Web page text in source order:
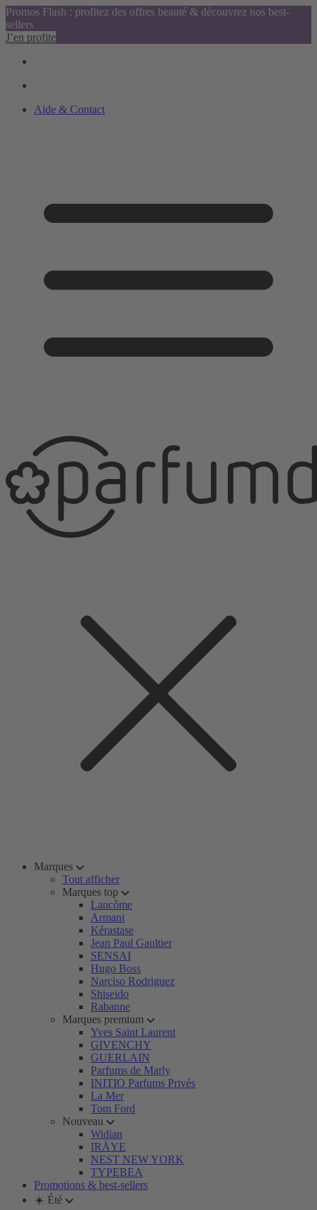
Promos Flash : profitez des offres beauté & découvrez nos best-
sellers
J’en profite
Aide & Contact
Marques
Tout afficher
Marques top
Lancôme
Armani
Kérastase
Jean Paul Gaultier
SENSAI
Hugo Boss
Narciso Rodriguez
Shiseido
Rabanne
Marques premium
Yves Saint Laurent
GIVENCHY
GUERLAIN
Parfums de Marly
INITIO Parfums Privés
La Mer
Tom Ford
Nouveau
Widian
IRÄYE
NEST NEW YORK
TYPEBEA
Promotions & best-sellers
☀️ Été